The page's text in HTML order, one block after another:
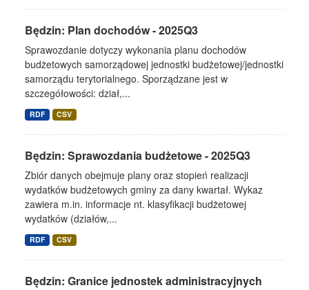
Będzin: Plan dochodów - 2025Q3
Sprawozdanie dotyczy wykonania planu dochodów
budżetowych samorządowej jednostki budżetowej/jednostki
samorządu terytorialnego. Sporządzane jest w
szczegółowości: dział,...
RDF CSV
Będzin: Sprawozdania budżetowe - 2025Q3
Zbiór danych obejmuje plany oraz stopień realizacji
wydatków budżetowych gminy za dany kwartał. Wykaz
zawiera m.in. informacje nt. klasyfikacji budżetowej
wydatków (działów,...
RDF CSV
Będzin: Granice jednostek administracyjnych